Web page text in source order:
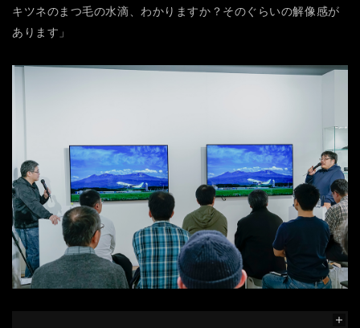
キツネのまつ毛の水滴、わかりますか？そのぐらいの解像感が
あります」